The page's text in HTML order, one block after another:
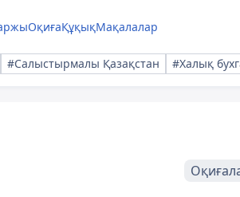
ОқиғаҚұқықМақалалар
#Салыстырмалы Қазақстан #Халық